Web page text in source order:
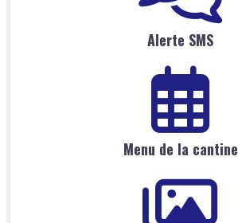
Alerte SMS
Menu de la cantine